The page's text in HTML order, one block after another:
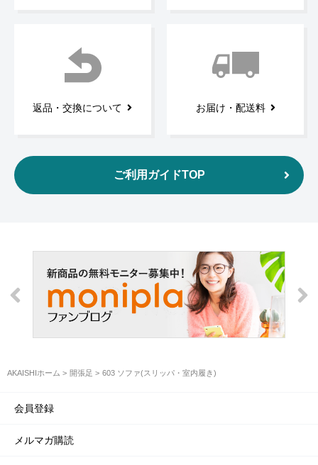
返品・交換について お届け・配送料
ご利用ガイドTOP
AKAISHIホーム 開張足 603 ソファ(スリッパ・室内履き)
会員登録
メルマガ購読